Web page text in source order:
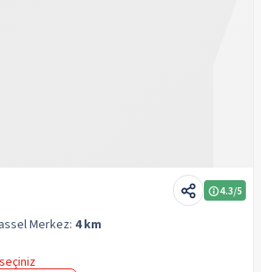
4.3/5
Merkez: 4 km